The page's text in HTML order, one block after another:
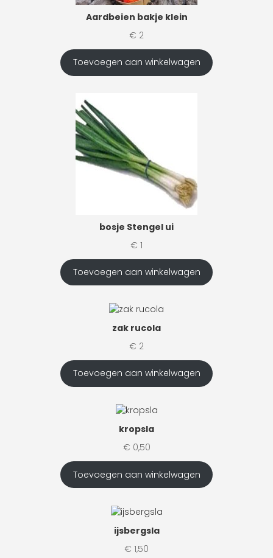
Aardbeien bakje klein
€ 2
Toevoegen aan winkelwagen
bosje Stengel ui
€ 1
Toevoegen aan winkelwagen
zak rucola
€ 2
Toevoegen aan winkelwagen
kropsla
€ 0,50
Toevoegen aan winkelwagen
ijsbergsla
€ 1,50